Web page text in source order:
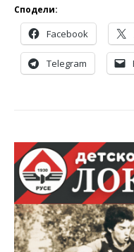
Сподели:
Facebook
Telegram